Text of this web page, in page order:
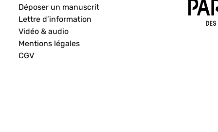
Déposer un manuscrit
Lettre d’information
Vidéo & audio
Mentions légales
CGV